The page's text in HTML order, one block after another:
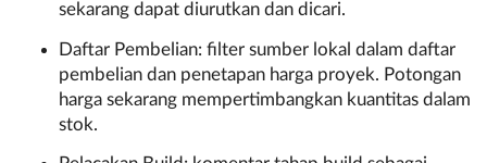
sekarang dapat diurutkan dan dicari.
Daftar Pembelian: filter sumber lokal dalam daftar
pembelian dan penetapan harga proyek. Potongan
harga sekarang mempertimbangkan kuantitas dalam
stok.